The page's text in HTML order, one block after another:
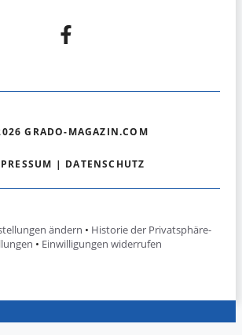
GRADO-MAGAZIN.COM
| DATENSCHUTZ
ändern • Historie der Privatsphäre-
• Einwilligungen widerrufen